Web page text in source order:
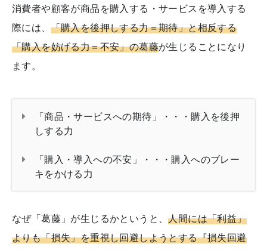
消費者や顧客が商品を購入する・サービスを導入する
際には、 「購入を後押しする力＝期待」と相反する
「購入を妨げる力＝不安」の葛藤が生じることになり
ます。
「商品・サービスへの期待」・・・購入を後押
しする力
「購入・導入への不安」・・・購入へのブレー
キをかける力
なぜ「葛藤」が生じるかというと、人間には「利益」
よりも「損失」を重視し回避しようとする『損失回避